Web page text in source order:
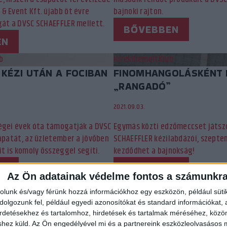
Az Ön adatainak védelme fontos a
és/vagy férünk hozzá információkhoz egy eszközön, például
fel, például egyedi azonosítókat és standard információkat,
és tartalomhoz, hirdetések és tartalmak méréséhez,
küld. Az Ön engedélyével mi és a partnereink eszközleolvasásos
Event Kft. újabb öt évre
a DVSC SCHAEFFLER mellett.
bajnoki rajton.
BŐVEBBEN
UTÁN A FOCIBAN
évek óta támogatják a DVSC
az üzletember a jövőben
is komoly összeggel segíti.
HírekKiemeltKlub
FINOMHANGOLÁSKÉNT
„RANGADÓ”
2021.09.03.
Egymás közti edzőmeccset
SCHAEFFLER kézilabdázói,
kezdődhet a bajnokság!
BŐVEBBEN
92 93 94 95 96 97 98 99 100 101 102 ...